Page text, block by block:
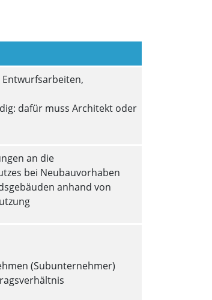
dafür muss Architekt oder
an die
bei Neubauvorhaben
anhand von
(Subunternehmer)